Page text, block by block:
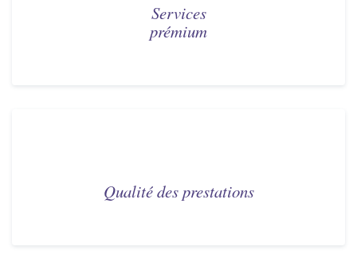
Services
prémium
Qualité des prestations